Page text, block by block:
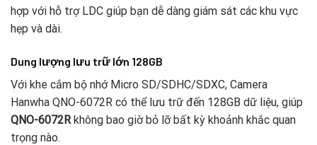
hợp với hỗ trợ LDC giúp bạn dễ dàng giám sát các khu vực
hẹp và dài.
Dung lượng lưu trữ lớn 128GB
Với khe cắm bộ nhớ Micro SD/SDHC/SDXC, Camera
Hanwha QNO-6072R có thể lưu trữ đến 128GB dữ liệu, giúp
QNO-6072R không bao giờ bỏ lỡ bất kỳ khoảnh khắc quan
trọng nào.